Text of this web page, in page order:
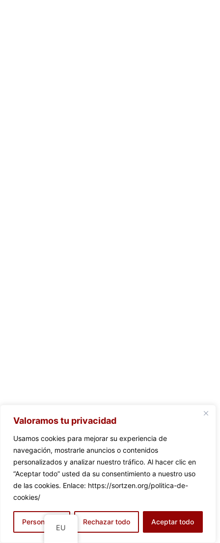
Valoramos tu privacidad
Usamos cookies para mejorar su experiencia de
navegación, mostrarle anuncios o contenidos
personalizados y analizar nuestro tráfico. Al hacer clic en
“Aceptar todo” usted da su consentimiento a nuestro uso
de las cookies. Enlace: https://sortzen.org/politica-de-
cookies/
Personalizar Rechazar todo Aceptar todo
EU